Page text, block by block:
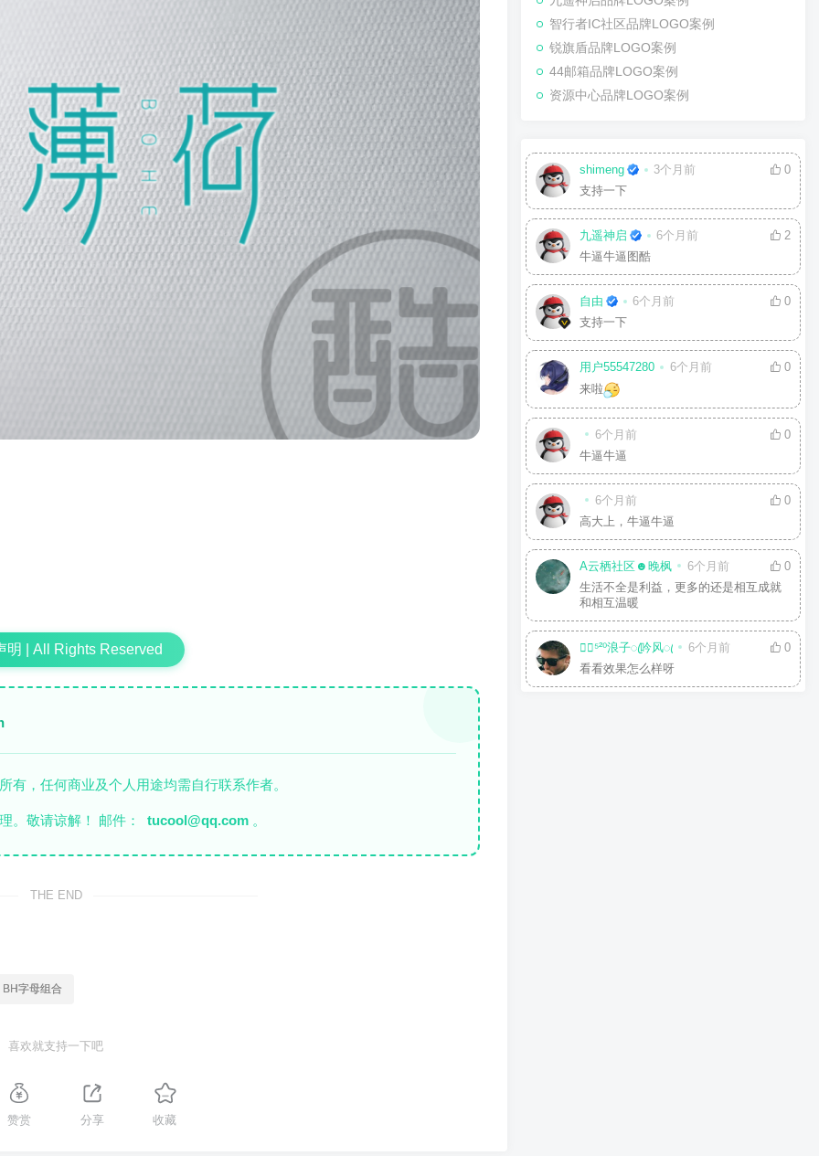
明 | All Rights Reserved
，任何商业及个人用途均需自行联系作者。
。敬请谅解！ 邮件： tucool@qq.com 。
THE END
BH字母组合
喜欢就支持一下吧
赞赏 分享 收藏
智行者IC社区品牌LOGO案例
锐旗盾品牌LOGO案例
44邮箱品牌LOGO案例
资源中心品牌LOGO案例
shimeng 3个月前
0
支持一下
九遥神启 6个月前
2
牛逼牛逼图酷
自由 6个月前
0
支持一下
用户55547280 6个月前
0
来啦
6个月前
0
牛逼牛逼
6个月前
0
高大上，牛逼牛逼
A云栖社区☻晚枫 6个月前
0
生活不全是利益，更多的还是相互成就
和相互温暖
☘⃝⁵²⁰浪子ꦿ吟风ꦿ 6个月前
0
看看效果怎么样呀